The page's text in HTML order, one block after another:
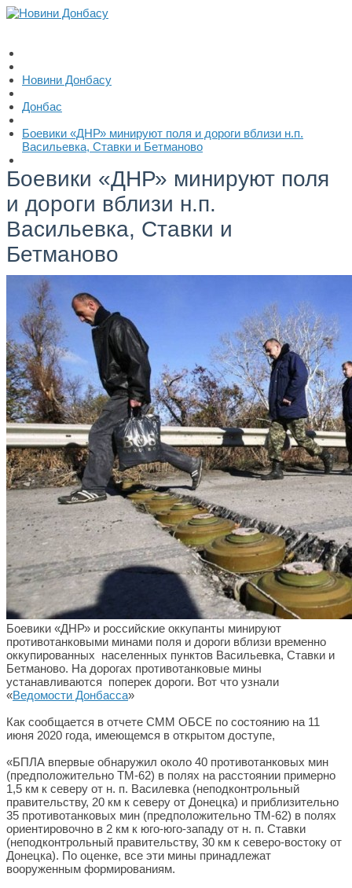
Новини Донбасу
Донбас
Боевики «ДНР» минируют поля и дороги вблизи н.п.
Васильевка, Ставки и Бетманово
Боевики «ДНР» минируют поля
и дороги вблизи н.п.
Васильевка, Ставки и
Бетманово
Боевики «ДНР» и российские оккупанты минируют
противотанковыми минами поля и дороги вблизи временно
оккупированных населенных пунктов Васильевка, Ставки и
Бетманово. На дорогах противотанковые мины
устанавливаются поперек дороги. Вот что узнали
«Ведомости Донбасса»
Как сообщается в отчете СММ ОБСЕ по состоянию на 11
июня 2020 года, имеющемся в открытом доступе,
«БПЛА впервые обнаружил около 40 противотанковых мин
(предположительно ТМ-62) в полях на расстоянии примерно
1,5 км к северу от н. п. Василевка (неподконтрольный
правительству, 20 км к северу от Донецка) и приблизительно
35 противотанковых мин (предположительно ТМ-62) в полях
ориентировочно в 2 км к юго-юго-западу от н. п. Ставки
(неподконтрольный правительству, 30 км к северо-востоку от
Донецка). По оценке, все эти мины принадлежат
вооруженным формированиям.